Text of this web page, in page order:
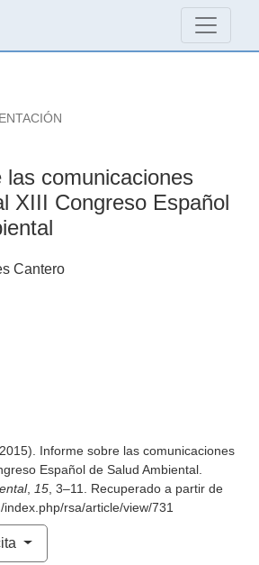
presentadas al XIII
las comunicaciones
XIII Congreso Español
Cantero
Informe sobre las comunicaciones
Español de Salud Ambiental.
, 15, 3–11. Recuperado a partir de
rsa/article/view/731